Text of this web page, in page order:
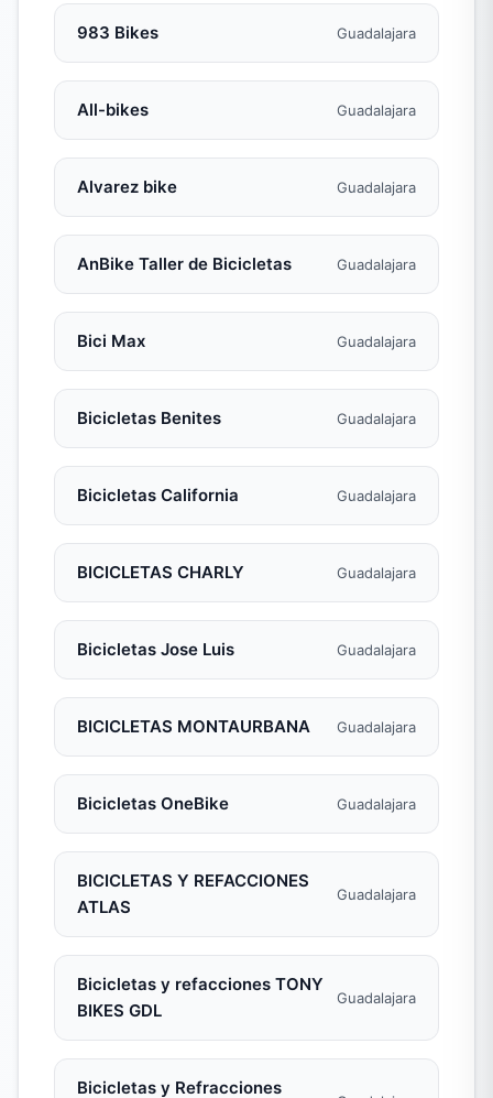
983 Bikes Guadalajara
All-bikes Guadalajara
Alvarez bike Guadalajara
AnBike Taller de Bicicletas Guadalajara
Bici Max Guadalajara
Bicicletas Benites Guadalajara
Bicicletas California Guadalajara
BICICLETAS CHARLY Guadalajara
Bicicletas Jose Luis Guadalajara
BICICLETAS MONTAURBANA Guadalajara
Bicicletas OneBike Guadalajara
BICICLETAS Y REFACCIONES
ATLAS
Guadalajara
Bicicletas y refacciones TONY
BIKES GDL
Guadalajara
Bicicletas y Refracciones